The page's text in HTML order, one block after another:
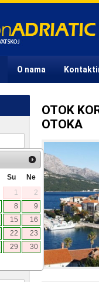
O nama
OTOK
OTOKA
Su
Ne
1
2
8
9
15
16
22
23
29
30